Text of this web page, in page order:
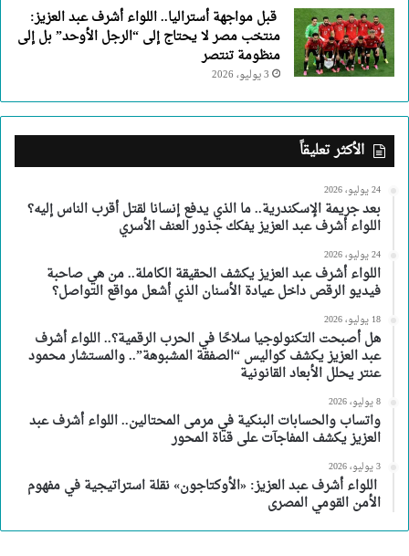
قبل مواجهة أستراليا.. اللواء أشرف عبد العزيز:
منتخب مصر لا يحتاج إلى “الرجل الأوحد” بل إلى
منظومة تنتصر
3 يوليو، 2026
الأكثر تعليقاً
24 يوليو، 2026
بعد جريمة الإسكندرية.. ما الذي يدفع إنسانا لقتل أقرب الناس إليه؟
اللواء أشرف عبد العزيز يفكك جذور العنف الأسري
24 يوليو، 2026
اللواء أشرف عبد العزيز يكشف الحقيقة الكاملة.. من هي صاحبة
فيديو الرقص داخل عيادة الأسنان الذي أشعل مواقع التواصل؟
18 يوليو، 2026
هل أصبحت التكنولوجيا سلاحًا في الحرب الرقمية؟.. اللواء أشرف
عبد العزيز يكشف كواليس “الصفقة المشبوهة”.. والمستشار محمود
عنتر يحلل الأبعاد القانونية
8 يوليو، 2026
واتساب والحسابات البنكية في مرمى المحتالين.. اللواء أشرف عبد
العزيز يكشف المفاجآت على قناة المحور
3 يوليو، 2026
اللواء أشرف عبد العزيز: «الأوكتاجون» نقلة استراتيجية في مفهوم
الأمن القومي المصرى